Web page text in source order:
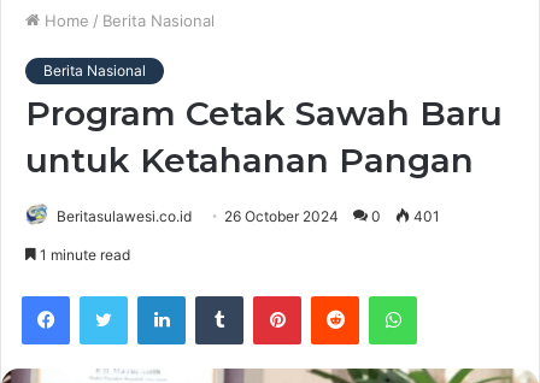
Home / Berita Nasional
Berita Nasional
Program Cetak Sawah Baru
untuk Ketahanan Pangan
Beritasulawesi.co.id 26 October 2024 0 401
1 minute read